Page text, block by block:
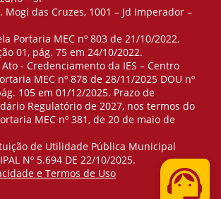
Mogi das Cruzes, 1001 – Jd Imperador –
Portaria MEC nº 803 de 21/10/2022,
01, pág. 75 em 24/10/2022.
- Credenciamento da IES – Centro
MEC nº 878 de 28/11/2025 DOU nº
105 em 01/12/2025. Prazo de
Regulatório de 2027, nos termos do
MEC nº 381, de 20 de maio de
de Utilidade Pública Municipal
Nº 5.694 DE 22/10/2025.
e Termos de Uso
Telefone
WhatsApp